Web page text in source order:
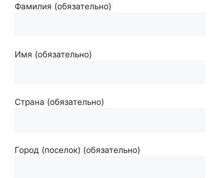
Фамилия (обязательно)
Имя (обязательно)
Страна (обязательно)
Город (поселок) (обязательно)